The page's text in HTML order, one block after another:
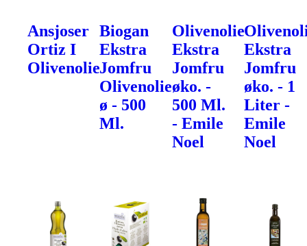
Ansjoser
Ortiz I
Olivenolie
Biogan
Ekstra
Jomfru
Olivenolie
ø - 500
Ml.
Olivenolie
Ekstra
Jomfru
øko. -
500 Ml.
- Emile
Noel
Ekstra
Jomfru
øko. - 1
Liter -
Emile
Noel